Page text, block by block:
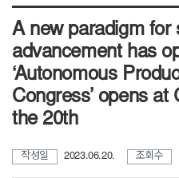
A new paradigm for
advancement has
‘Autonomous
Congress’ opens
the 20th
작성일 2023.06.20. 조회수